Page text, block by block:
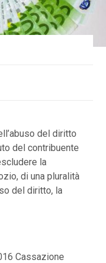
del diritto
del contribuente
la
di una pluralità
del diritto, la
Cassazione